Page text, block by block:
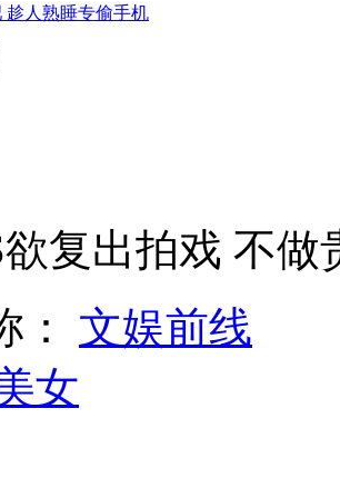
趁人熟睡专偷手机
招惹周杰伦？
制作地沟油
出拍戏 不做
： 文娱前线
女